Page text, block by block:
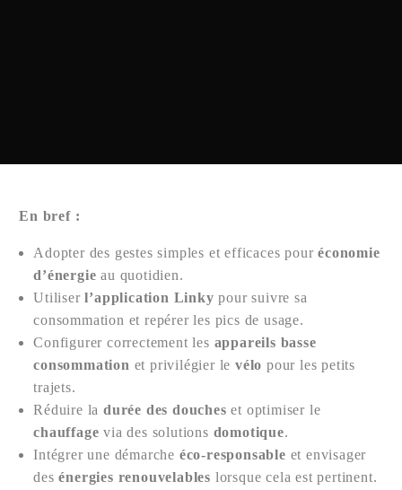
En bref :
Adopter des gestes simples et efficaces pouréconomie
d’énergie au quotidien.
Utiliserl’application Linky pour suivre sa
consommation et repérer les pics de usage.
Configurer correctement les appareils basse
consommation et privilégier levélo pour les petits
trajets.
Réduire ladurée des douches et optimiser le
chauffage via des solutions domotique.
Intégrer une démarche éco-responsable et envisager
desénergies renouvelables lorsque cela est pertinent.